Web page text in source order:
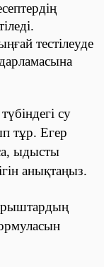
тестілеуде
су
тұр. Егер
ыдысты
анықтаңыз.